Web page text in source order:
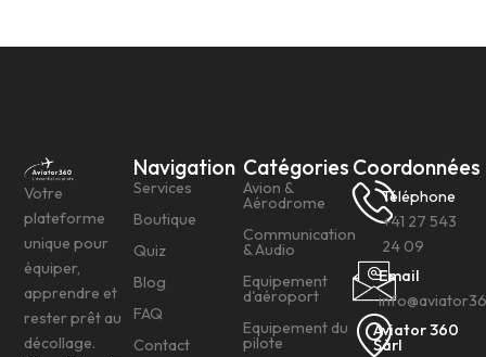
Votre
plateforme
unique pour
équiper,
apprendre et
rester prêt au
décollage.
Navigation
Services
Boutique
Quiz
Blog
FAQ
Contact
Catégories
Avion &
Aérodrome
Communication
& Audio
Equipement
d'aéroport
Equipement du
pilote
Coordonnées
Téléphone
+41 27 543
24 09
Email
Aviator 360
Sàrl